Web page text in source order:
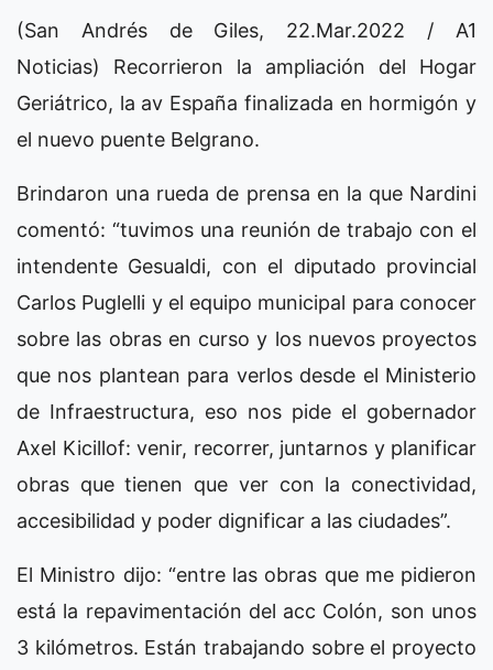
(San Andrés de Giles, 22.Mar.2022 / A1
Noticias) Recorrieron la ampliación del Hogar
Geriátrico, la av España finalizada en hormigón y
el nuevo puente Belgrano.
Brindaron una rueda de prensa en la que Nardini
comentó: “tuvimos una reunión de trabajo con el
intendente Gesualdi, con el diputado provincial
Carlos Puglelli y el equipo municipal para conocer
sobre las obras en curso y los nuevos proyectos
que nos plantean para verlos desde el Ministerio
de Infraestructura, eso nos pide el gobernador
Axel Kicillof: venir, recorrer, juntarnos y planificar
obras que tienen que ver con la conectividad,
accesibilidad y poder dignificar a las ciudades”.
El Ministro dijo: “entre las obras que me pidieron
está la repavimentación del acc Colón, son unos
3 kilómetros. Están trabajando sobre el proyecto